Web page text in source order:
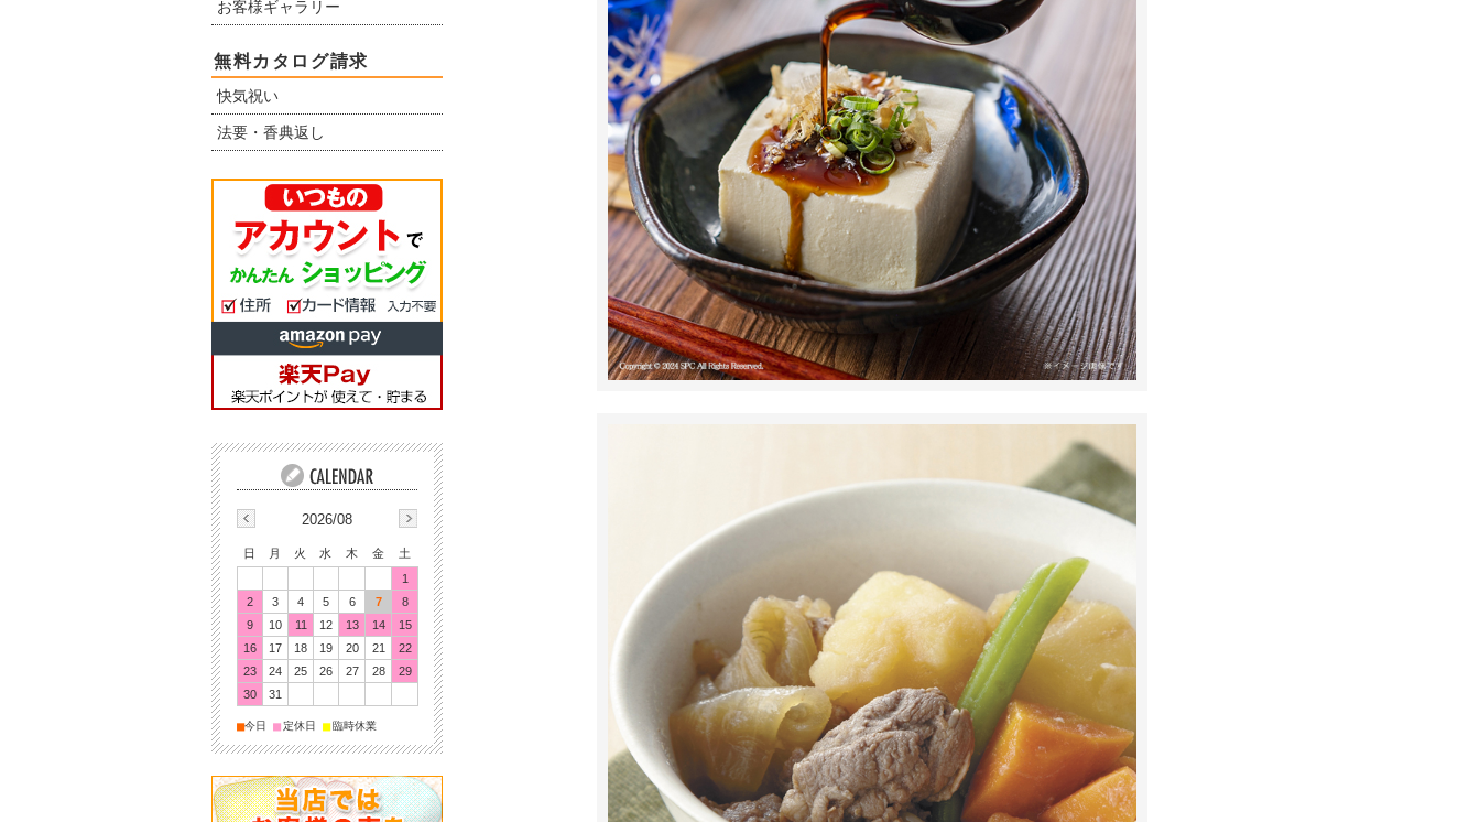
お客様ギャラリー
無料カタログ請求
快気祝い
法要・香典返し
2026/08
日 月 火 水 木 金
土
1
2
3 4 5 6 7
8
9
10 11 12 13 14
15
16
17 18 19 20 21
22
23
24 25 26 27 28
29
30
31
■今日 ■定休日 ■臨時休業